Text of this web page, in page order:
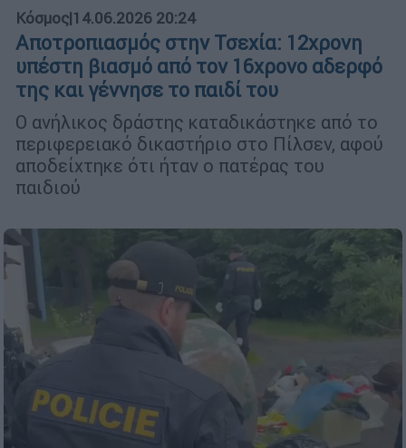
Κόσμος|14.06.2026 20:24
Αποτροπιασμός στην Τσεχία: 12χρονη
υπέστη βιασμό από τον 16χρονο αδερφό
της και γέννησε το παιδί του
Ο ανήλικος δράστης καταδικάστηκε από το
περιφερειακό δικαστήριο στο Πίλσεν, αφού
αποδείχτηκε ότι ήταν ο πατέρας του
παιδιού